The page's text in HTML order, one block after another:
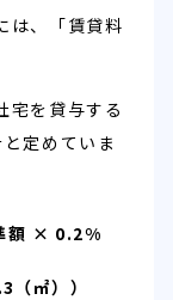
は、「賃貸料
宅を貸与する
定めていま
額 × 0.2%
㎡））